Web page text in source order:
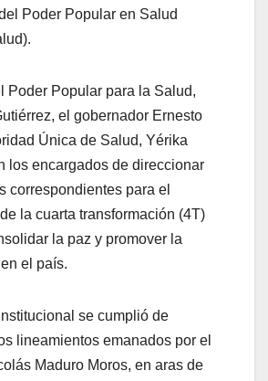
Poder Popular en Salud
Poder Popular para la Salud,
el gobernador Ernesto
Única de Salud, Yérika
los encargados de direccionar
correspondientes para el
la cuarta transformación (4T)
la paz y promover la
el país.
se cumplió de
lineamientos emanados por el
Maduro Moros, en aras de